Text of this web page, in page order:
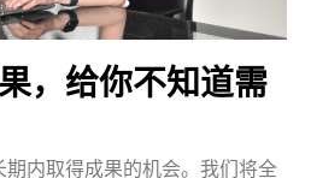
，给你不知道需
内取得成果的机会。我们将全